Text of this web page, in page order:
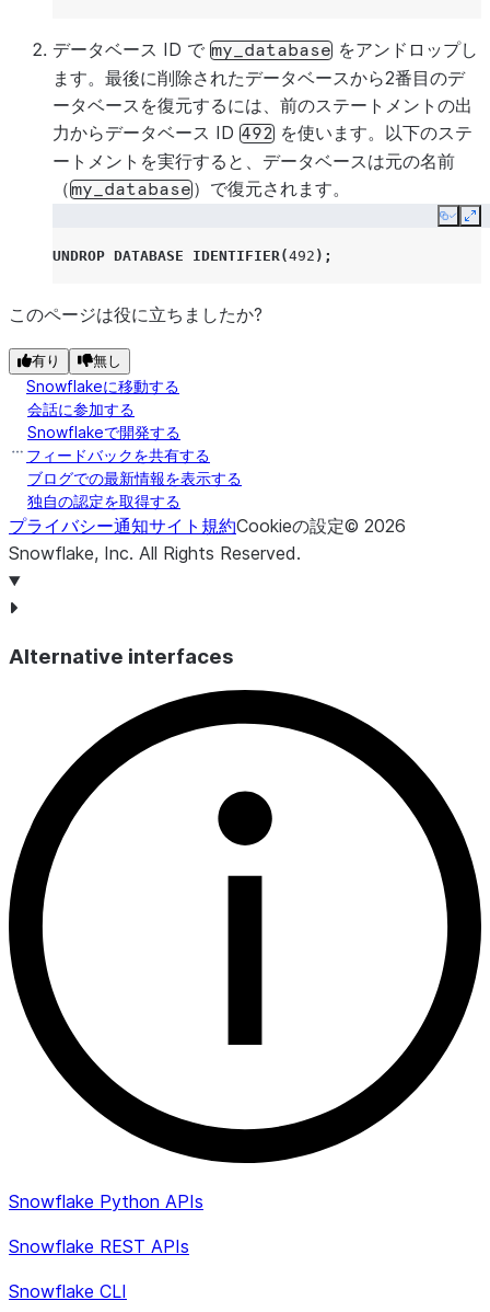
データベース ID で my_database をアンドロップし
ます。最後に削除されたデータベースから2番目のデ
ータベースを復元するには、前のステートメントの出
力からデータベース ID 492 を使います。以下のステ
ートメントを実行すると、データベースは元の名前
（my_database）で復元されます。
Copy
UNDROP DATABASE IDENTIFIER(492 );
このページは役に立ちましたか?
有り 無し
Snowflakeに移動する
会話に参加する
Snowflakeで開発する
フィードバックを共有する
ブログでの最新情報を表示する
独自の認定を取得する
プライバシー通知サイト規約Cookieの設定© 2026
Snowflake, Inc. All Rights Reserved.
Alternative interfaces
Snowflake Python APIs
Snowflake REST APIs
Snowflake CLI